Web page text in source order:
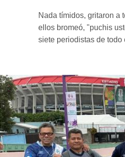
Nada tímidos, gritaron a
ellos bromeó, "puchis
siete periodistas de todo